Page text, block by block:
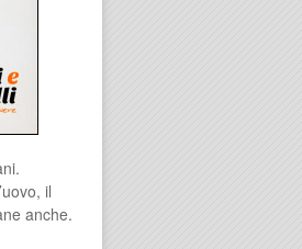
il
anche.